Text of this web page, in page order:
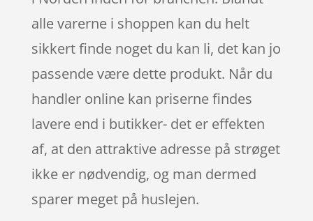
alle varerne i shoppen kan du helt
sikkert finde noget du kan li, det kan jo
passende være dette produkt. Når du
handler online kan priserne findes
lavere end i butikker- det er effekten
af, at den attraktive adresse på strøget
ikke er nødvendig, og man dermed
sparer meget på huslejen.